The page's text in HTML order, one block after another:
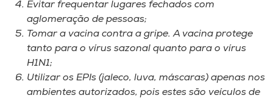
Editora
Rádio
Museu
Evitar frequentar lugares fechados com
aglomeração de pessoas;
Tomar a vacina contra a gripe. A vacina protege
tanto para o vírus sazonal quanto para o vírus
H1N1;
Utilizar os EPIs (jaleco, luva, máscaras) apenas nos
ambientes autorizados, pois estes são veículos de